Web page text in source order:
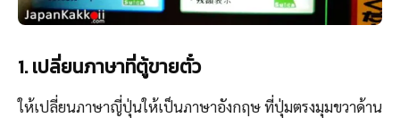
1. เปลี่ยนภาษาที่ตู้ขายตั๋ว
ให้เปลี่ยนภาษาญี่ปุ่นให้เป็นภาษาอังกฤษ ที่ปุ่มตรงมุมขวาด้าน